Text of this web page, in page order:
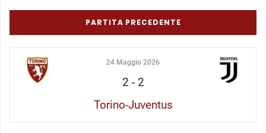
PARTITA PRECEDENTE
24 Maggio 2026
2 - 2
Torino-Juventus